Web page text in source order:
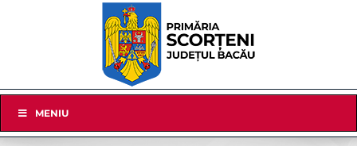
Navigation
MENIU